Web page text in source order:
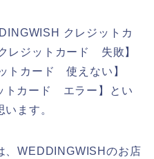
クレジットカ
レジットカード 失敗】
トカード 使えない】
トカード エラー】とい
ます。
、WEDDINGWISHのお店